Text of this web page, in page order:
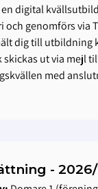
digital
och genomförs via
dig till utbildning
ut via mejl
med
-